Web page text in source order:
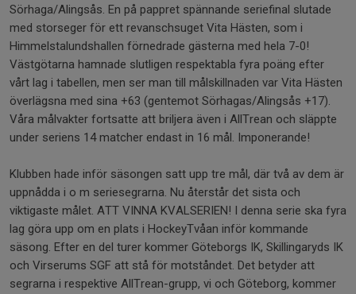
Sörhaga/Alingsås. En på pappret spännande seriefinal slutade
med storseger för ett revanschsuget Vita Hästen, som i
Himmelstalundshallen förnedrade gästerna med hela 7-0!
Västgötarna hamnade slutligen respektabla fyra poäng efter
vårt lag i tabellen, men ser man till målskillnaden var Vita Hästen
överlägsna med sina +63 (gentemot Sörhagas/Alingsås +17).
Våra målvakter fortsatte att briljera även i AllTrean och släppte
under seriens 14 matcher endast in 16 mål. Imponerande!
Klubben hade inför säsongen satt upp tre mål, där två av dem är
uppnådda i o m seriesegrarna. Nu återstår det sista och
viktigaste målet. ATT VINNA KVALSERIEN! I denna serie ska fyra
lag göra upp om en plats i HockeyTvåan inför kommande
säsong. Efter en del turer kommer Göteborgs IK, Skillingaryds IK
och Virserums SGF att stå för motståndet. Det betyder att
segrarna i respektive AllTrean-grupp, vi och Göteborg, kommer